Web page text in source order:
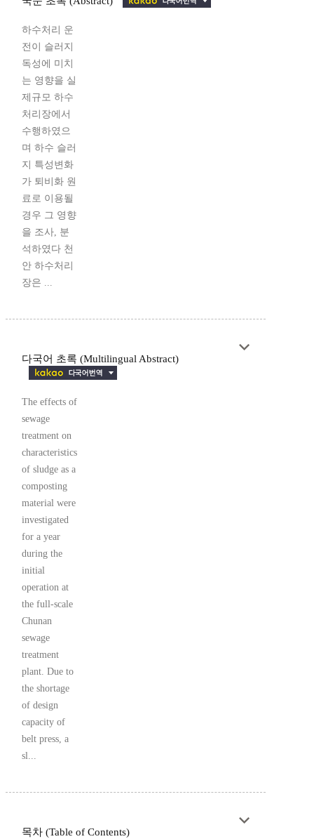
하수처리 운
전이 슬러지
독성에 미치
는 영향을 실
제규모 하수
처리장에서
수행하였으
며 하수 슬러
지 특성변화
가 퇴비화 원
료로 이용될
경우 그 영향
을 조사, 분
석하였다 천
안 하수처리
장은 ...
다국어 초록 (Multilingual Abstract)
The effects of
sewage
treatment on
characteristics
of sludge as a
composting
material were
investigated
for a year
during the
initial
operation at
the full-scale
Chunan
sewage
treatment
plant. Due to
the shortage
of design
capacity of
belt press, a
sl...
목차 (Table of Contents)